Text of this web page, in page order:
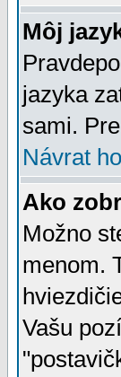
Môj
jazyka
sami.
Návrat
Ako
Možno
menom.
Vašu